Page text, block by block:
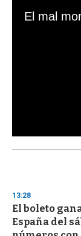
s
d
s
o
f
13:28
El boleto
España del